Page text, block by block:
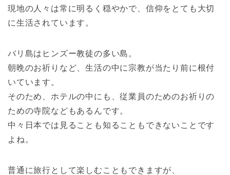
現地の人々は常に明るく穏やかで、信仰をとても大切
に生活されています。
バリ島はヒンズー教徒の多い島。
朝晩のお祈りなど、生活の中に宗教が当たり前に根付
いています。
そのため、ホテルの中にも、従業員のためのお祈りの
ための寺院などもあるんです。
中々日本では見ることも知ることもできないことです
よね。
普通に旅行として楽しむこともできますが、